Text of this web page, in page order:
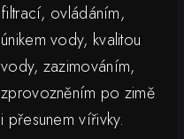
filtrací, ovládáním,
únikem vody, kvalitou
vody, zazimováním,
zprovozněním po zimě
i přesunem vířivky.